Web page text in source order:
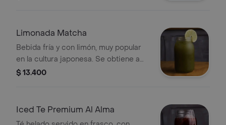
Limonada Matcha
Bebida fría y con limón, muy popular
en la cultura japonesa. Se obtiene a
partir de las hojas del té verde
$ 13.400
Iced Te Premium Al Alma